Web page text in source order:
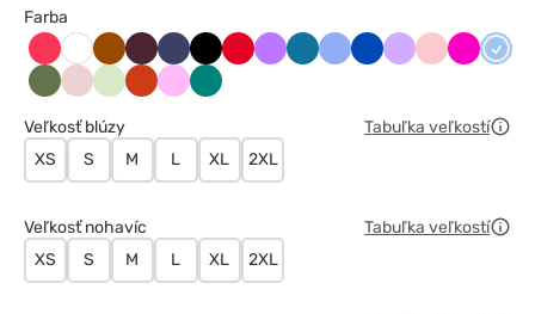
Farba
Arbuzowy
Biały BrązowyBurgundowy
Ciemny
granat
CzarnyCzerwony
FioletowyKaraibskiKlasyczny
KrólewskiLawendowy
Łososiowy
Malinowy
OliwkowyPastelowy
Pistacjowy
Pomarańczowy
RóżowyZielony
Veľkosť blúzy
Tabuľka veľkostí
XS
S M L XL 2XL
Veľkosť nohavíc
Tabuľka veľkostí
XS
S M L XL 2XL